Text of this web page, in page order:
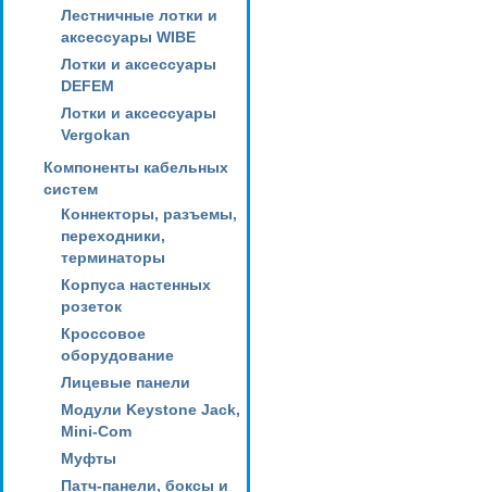
Лестничные лотки и
аксессуары WIBE
Лотки и аксессуары
DEFEM
Лотки и аксессуары
Vergokan
Компоненты кабельных
систем
Коннекторы, разъемы,
переходники,
терминаторы
Корпуса настенных
розеток
Кроссовое
оборудование
Лицевые панели
Модули Keystone Jack,
Mini-Com
Муфты
Патч-панели, боксы и